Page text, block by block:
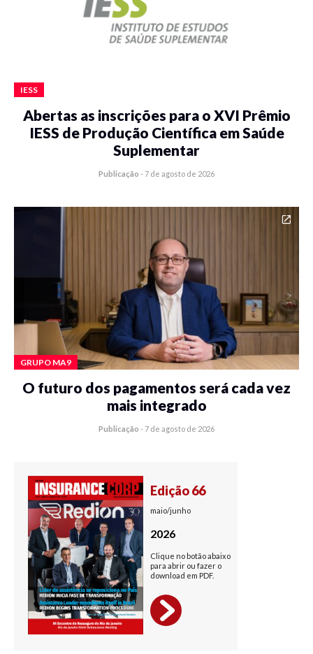
IESS
Abertas as inscrições para o XVI Prêmio
IESS de Produção Científica em Saúde
Suplementar
Publicação - 7 de agosto de 2026
GRUPO MA9
O futuro dos pagamentos será cada vez
mais integrado
Publicação - 7 de agosto de 2026